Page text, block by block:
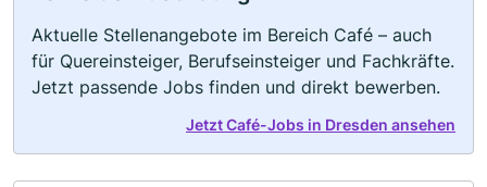
Aktuelle Stellenangebote im Bereich Café – auch
für Quereinsteiger, Berufseinsteiger und Fachkräfte.
Jetzt passende Jobs finden und direkt bewerben.
Jetzt Café-Jobs in Dresden ansehen